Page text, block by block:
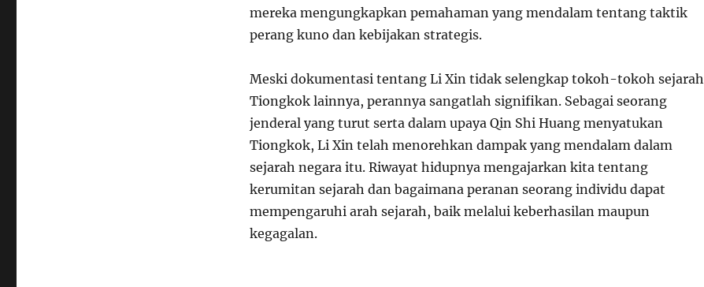
mereka mengungkapkan pemahaman yang mendalam tentang taktik
perang kuno dan kebijakan strategis.
Meski dokumentasi tentang Li Xin tidak selengkap tokoh-tokoh sejarah
Tiongkok lainnya, perannya sangatlah signifikan. Sebagai seorang
jenderal yang turut serta dalam upaya Qin Shi Huang menyatukan
Tiongkok, Li Xin telah menorehkan dampak yang mendalam dalam
sejarah negara itu. Riwayat hidupnya mengajarkan kita tentang
kerumitan sejarah dan bagaimana peranan seorang individu dapat
mempengaruhi arah sejarah, baik melalui keberhasilan maupun
kegagalan.